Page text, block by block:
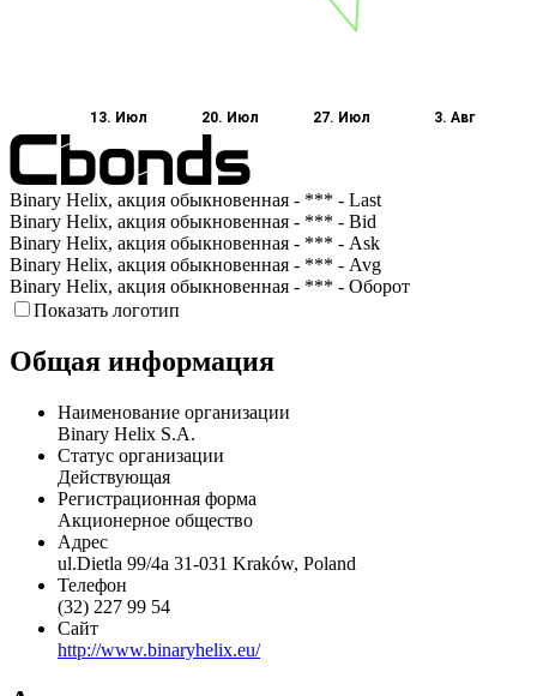
13. Июл 20. Июл 27. Июл 3. Авг
Binary Helix, акция обыкновенная - *** - Last
Binary Helix, акция обыкновенная - *** - Bid
Binary Helix, акция обыкновенная - *** - Ask
Binary Helix, акция обыкновенная - *** - Avg
Binary Helix, акция обыкновенная - *** - Оборот
Показать логотип
Общая информация
Наименование организации
Binary Helix S.A.
Статус организации
Действующая
Регистрационная форма
Акционерное общество
Адрес
ul.Dietla 99/4a 31-031 Kraków, Poland
Телефон
(32) 227 99 54
Сайт
http://www.binaryhelix.eu/